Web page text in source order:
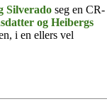
Silverado seg en CR-
og Heibergs
i en ellers vel